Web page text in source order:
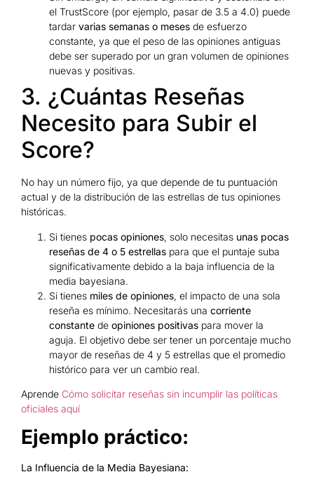
el TrustScore (por ejemplo, pasar de 3.5 a 4.0) puede
tardar varias semanas o meses de esfuerzo
constante, ya que el peso de las opiniones antiguas
debe ser superado por un gran volumen de opiniones
nuevas y positivas.
3. ¿Cuántas Reseñas
Necesito para Subir el
Score?
No hay un número fijo, ya que depende de tu puntuación
actual y de la distribución de las estrellas de tus opiniones
históricas.
Si tienes pocas opiniones, solo necesitas unas pocas
reseñas de 4 o 5 estrellas para que el puntaje suba
significativamente debido a la baja influencia de la
media bayesiana.
Si tienes miles de opiniones, el impacto de una sola
reseña es mínimo. Necesitarás una corriente
constante de opiniones positivas para mover la
aguja. El objetivo debe ser tener un porcentaje mucho
mayor de reseñas de 4 y 5 estrellas que el promedio
histórico para ver un cambio real.
Aprende Cómo solicitar reseñas sin incumplir las políticas
oficiales aquí
Ejemplo práctico:
La Influencia de la Media Bayesiana: